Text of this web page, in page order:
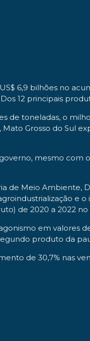
6,9 bilhões no
12 principais
de toneladas, o
Grosso do Sul
mesmo com
de Meio Ambiente,
e
de 2020 a 2022 no
em valores
produto da
de 30,7% nas